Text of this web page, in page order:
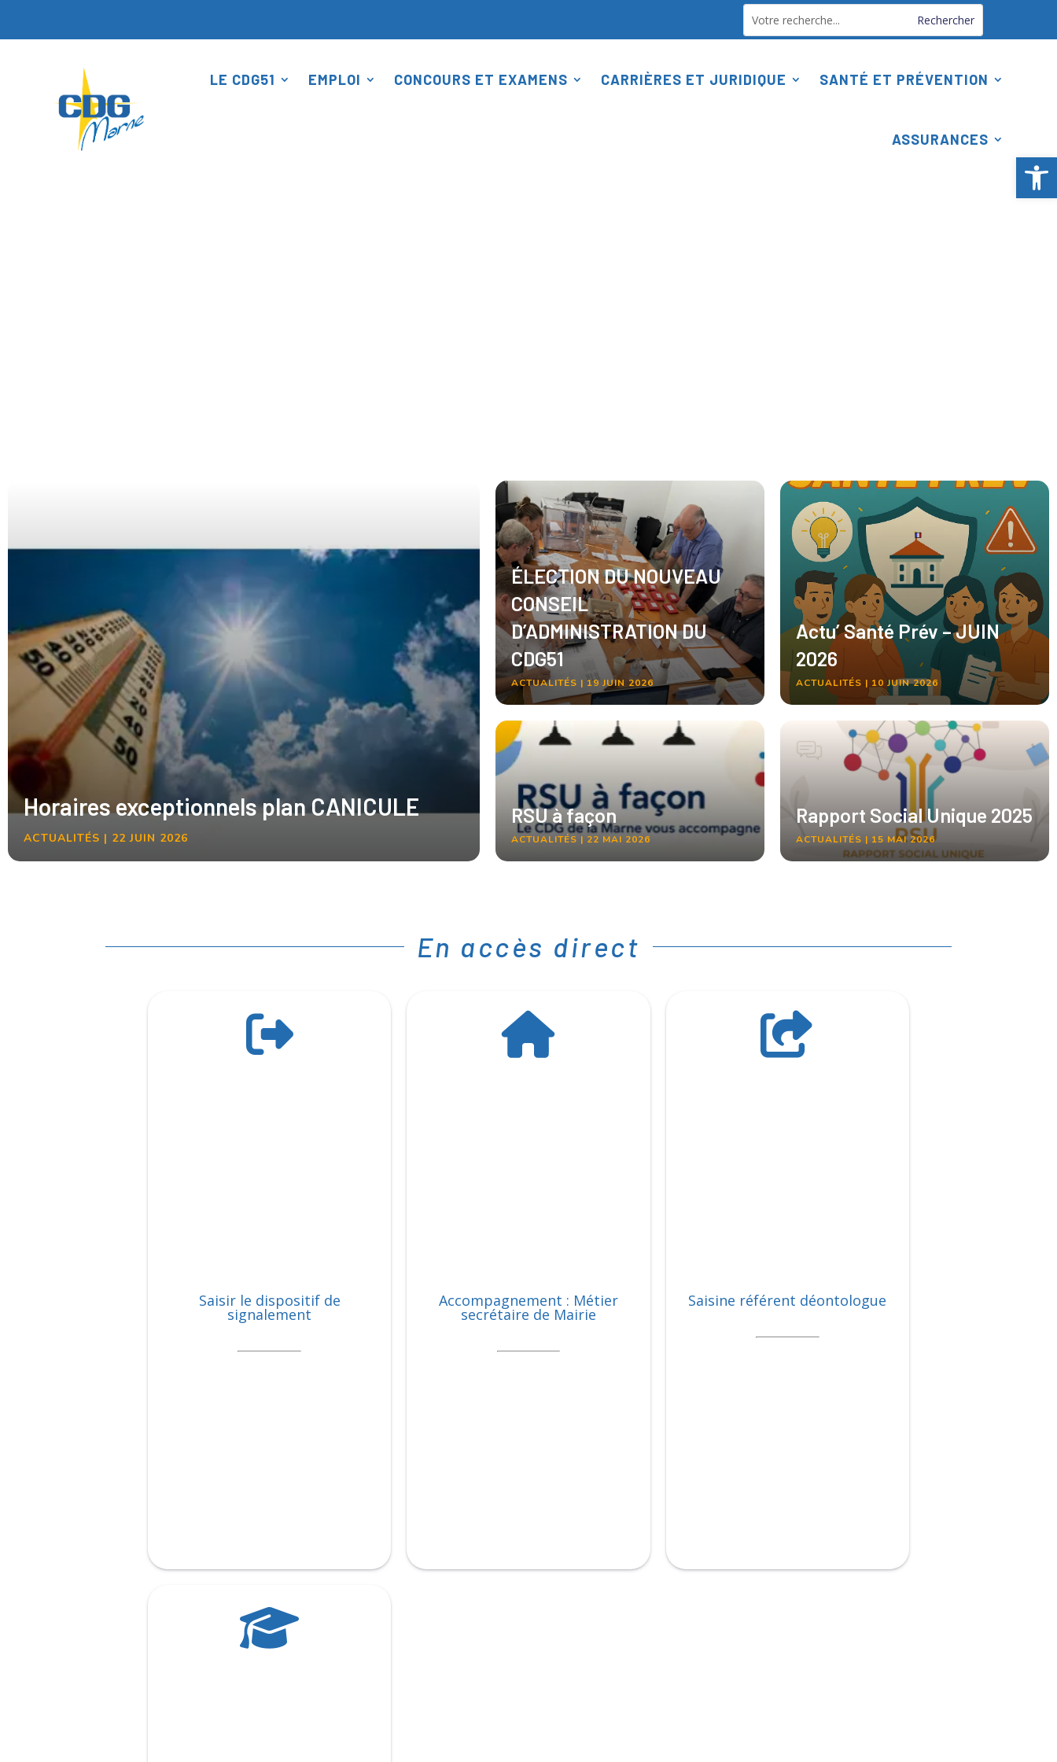
LE CDG51 EMPLOI CONCOURS ET EXAMENS CARRIÈRES ET JURIDIQUE SANTÉ ET PRÉVENTION
ASSURANCES
Horaires exceptionnels plan CANICULE
ACTUALITÉS | 22 JUIN 2026
ÉLECTION DU NOUVEAU
CONSEIL
D’ADMINISTRATION DU
CDG51
ACTUALITÉS | 19 JUIN 2026
Actu’ Santé Prév – JUIN
2026
ACTUALITÉS | 10 JUIN 2026
RSU à façon
ACTUALITÉS | 22 MAI 2026
Rapport Social Unique 2025
ACTUALITÉS | 15 MAI 2026
En accès direct
Saisir le dispositif de
signalement
Accompagnement : Métier
secrétaire de Mairie
Saisine référent déontologue